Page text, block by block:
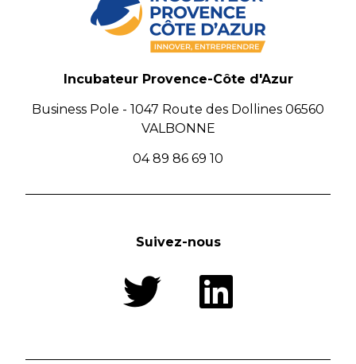
Incubateur Provence-Côte d'Azur
Business Pole - 1047 Route des Dollines 06560
VALBONNE
04 89 86 69 10
Suivez-nous